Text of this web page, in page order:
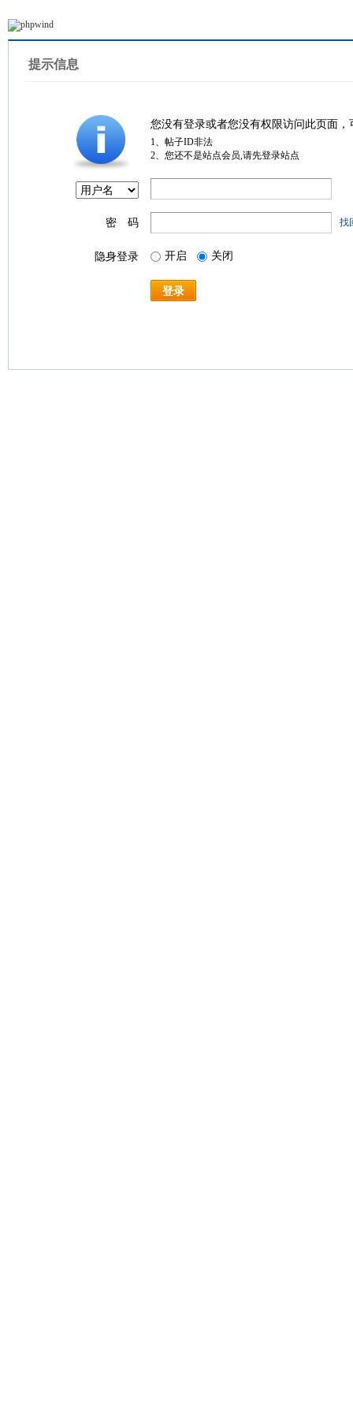
提示信息
您没有登录或者您没有权限访问此页面
1、帖子ID非法
2、您还不是站点会员,请先登录站点
密 码 找
隐身登录 开启 关闭
登录